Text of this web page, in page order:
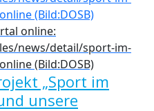
online:
news/detail/sport-im-
(Bild:DOSB)
„Sport im
unsere